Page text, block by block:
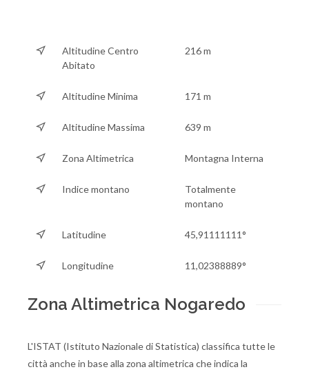
Altitudine Centro
Abitato
216 m
Altitudine Minima 171 m
Altitudine Massima 639 m
Zona Altimetrica Montagna Interna
Indice montano
Totalmente
montano
Latitudine 45,91111111°
Longitudine 11,02388889°
Zona Altimetrica Nogaredo
L'ISTAT (Istituto Nazionale di Statistica) classifica tutte le
città anche in base alla zona altimetrica che indica la